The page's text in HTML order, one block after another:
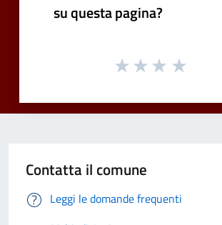
su questa pagina?
Contatta il comune
Leggi le domande frequenti